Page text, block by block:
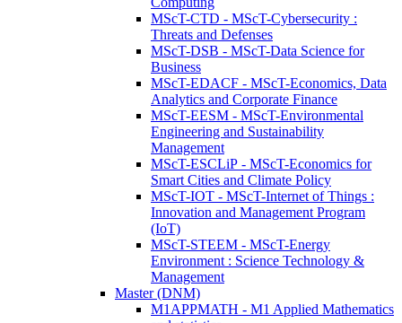
MScT-CTD - MScT-Cybersecurity :
Threats and Defenses
MScT-DSB - MScT-Data Science for
Business
MScT-EDACF - MScT-Economics, Data
Analytics and Corporate Finance
MScT-EESM - MScT-Environmental
Engineering and Sustainability
Management
MScT-ESCLiP - MScT-Economics for
Smart Cities and Climate Policy
MScT-IOT - MScT-Internet of Things :
Innovation and Management Program
(IoT)
MScT-STEEM - MScT-Energy
Environment : Science Technology &
Management
Master (DNM)
M1APPMATH - M1 Applied Mathematics